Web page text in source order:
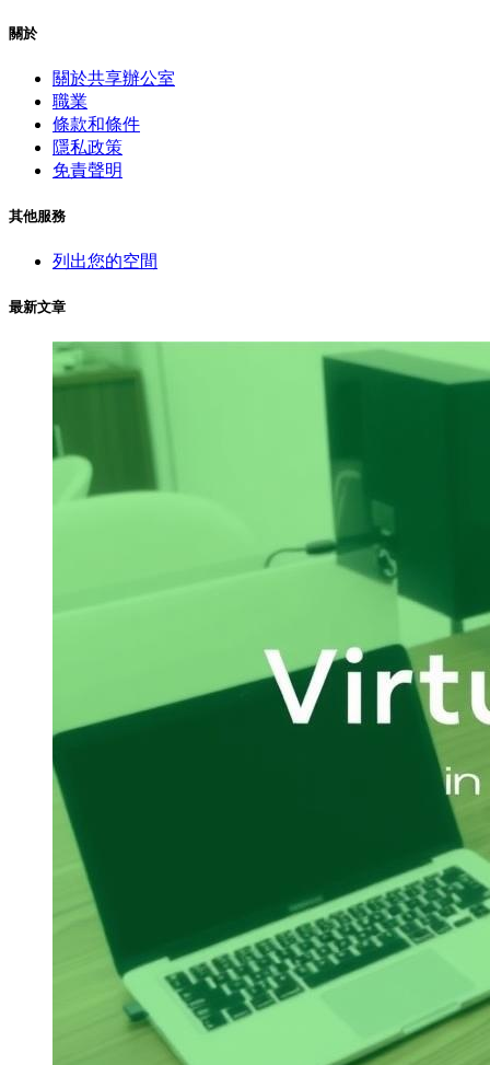
關於
關於共享辦公室
職業
條款和條件
隱私政策
免責聲明
其他服務
列出您的空間
最新文章